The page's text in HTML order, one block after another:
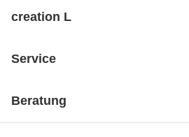
creation L
Service
Beratung